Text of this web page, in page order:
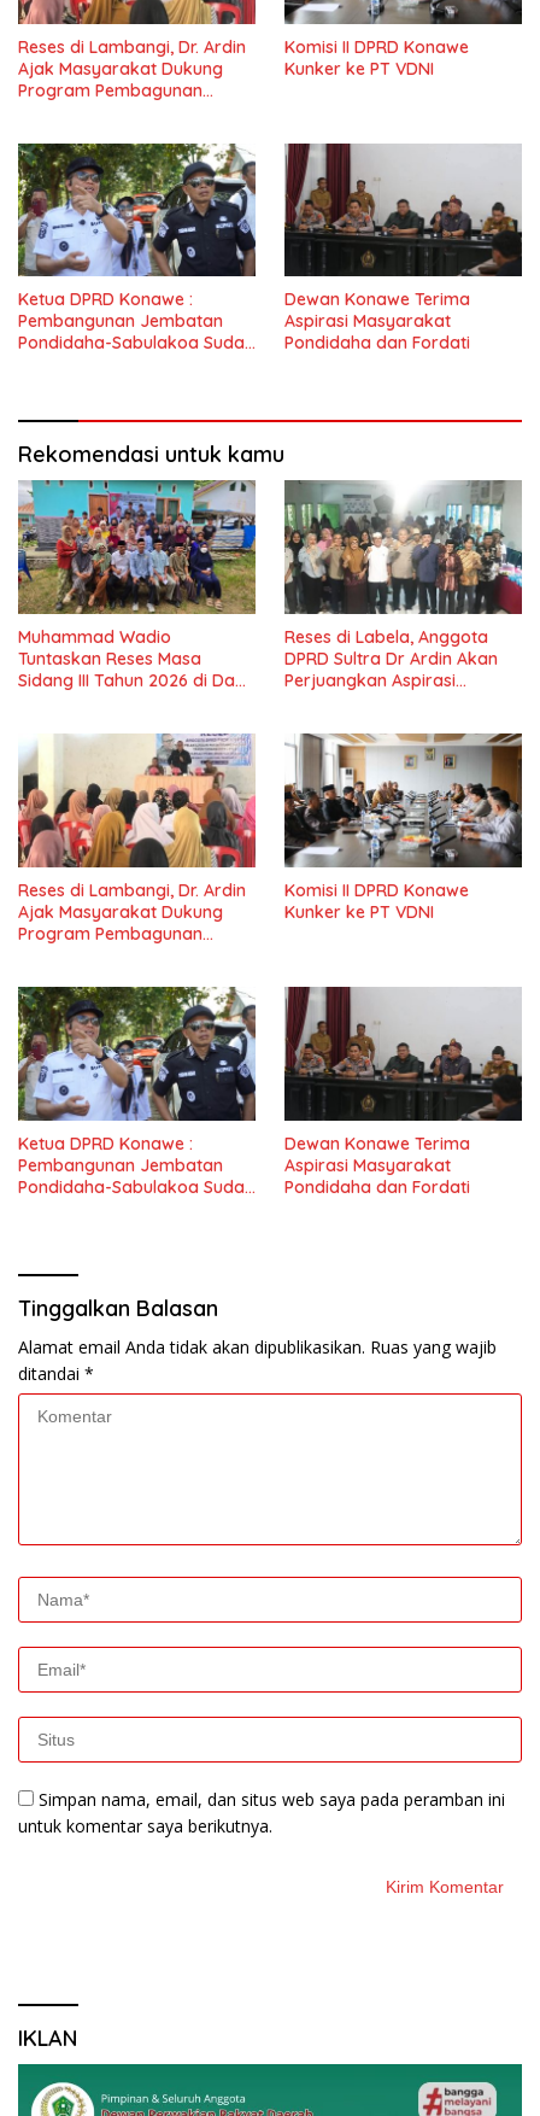
Reses di Lambangi, Dr. Ardin
Ajak Masyarakat Dukung
Program Pembagunan
Komisi II DPRD Konawe
Kunker ke PT VDNI
Ketua DPRD Konawe :
Pembangunan Jembatan
Pondidaha-Sabulakoa Sudah
Dewan Konawe Terima
Aspirasi Masyarakat
Pondidaha dan Fordati
Rekomendasi untuk kamu
Muhammad Wadio
Tuntaskan Reses Masa
Sidang III Tahun 2026 di Dapil
Reses di Labela, Anggota
DPRD Sultra Dr Ardin Akan
Perjuangkan Aspirasi
Reses di Lambangi, Dr. Ardin
Ajak Masyarakat Dukung
Program Pembagunan
Komisi II DPRD Konawe
Kunker ke PT VDNI
Ketua DPRD Konawe :
Pembangunan Jembatan
Pondidaha-Sabulakoa Sudah
Dewan Konawe Terima
Aspirasi Masyarakat
Pondidaha dan Fordati
Tinggalkan Balasan
Alamat email Anda tidak akan dipublikasikan. Ruas yang wajib
ditandai *
Simpan nama, email, dan situs web saya pada peramban ini
untuk komentar saya berikutnya.
IKLAN